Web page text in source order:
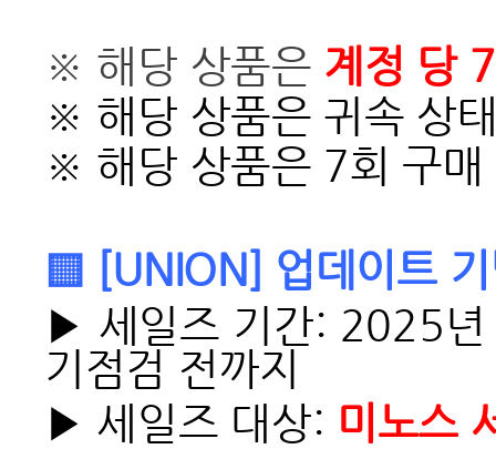
※ 해당 상품은 계정 당
※ 해당 상품은 귀속 상
※ 해당 상품은 7회 구매
▒ [UNION] 업데이트
▶ 세일즈 기간: 2025
기점검 전까지
▶ 세일즈 대상: 미노스